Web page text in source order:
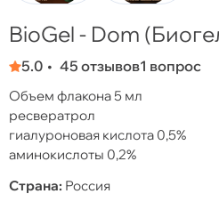
BioGel - Dom
5.0 45 отзывов1 вопрос
Объем флакона 5 мл
ресвератрол
гиалуроновая кислота 0,5%
аминокислоты 0,2%
Страна: Россия